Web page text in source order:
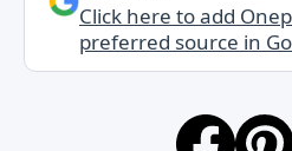
Click here to add
preferred source in